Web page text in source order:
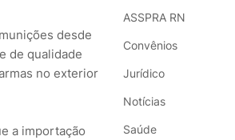
desde
de qualidade
no exterior
a importação
ASSPRA RN
Convênios
Jurídico
Notícias
Saúde